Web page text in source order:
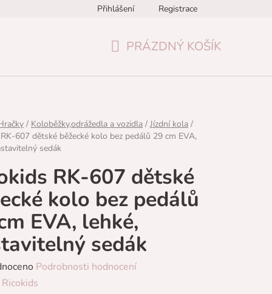
Formulář pro odstoupení od smlouvy Reklamační formulář
Přihlášení Registrace
PRÁZDNÝ KOŠÍK
/ Koloběžky,odrážedla a vozidla / Jízdní kola /
607 dětské běžecké kolo bez pedálů 29 cm EVA,
sedák
RK-607 dětské
kolo bez pedálů
EVA, lehké,
sedák
Podrobnosti hodnocení
Ricokids